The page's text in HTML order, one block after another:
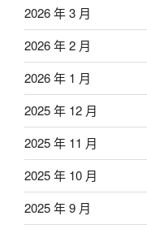
2026 年 3 月
2026 年 2 月
2026 年 1 月
2025 年 12 月
2025 年 11 月
2025 年 10 月
2025 年 9 月